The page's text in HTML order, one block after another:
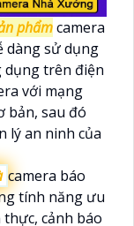
phẩmcamera
dàng sử dụng
dụng trên điện
với mạng
bản, sau đó
lý an ninh của
camera báo
tính năng ưu
cảnh báo